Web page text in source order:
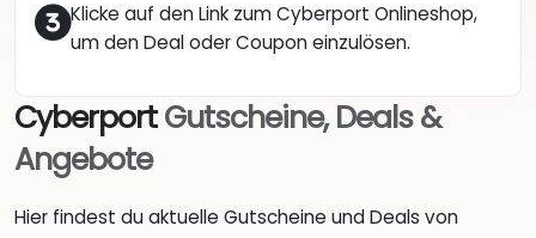
Klicke auf den Link zum Cyberport Onlineshop,
um den Deal oder Coupon einzulösen.
CyberportGutscheine, Deals &
Angebote
Hier findest du aktuelle Gutscheine und Deals von